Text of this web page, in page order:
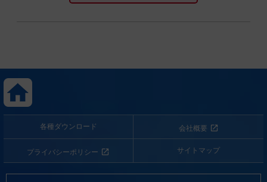
各種ダウンロード 会社概要
プライバシーポリシー サイトマップ